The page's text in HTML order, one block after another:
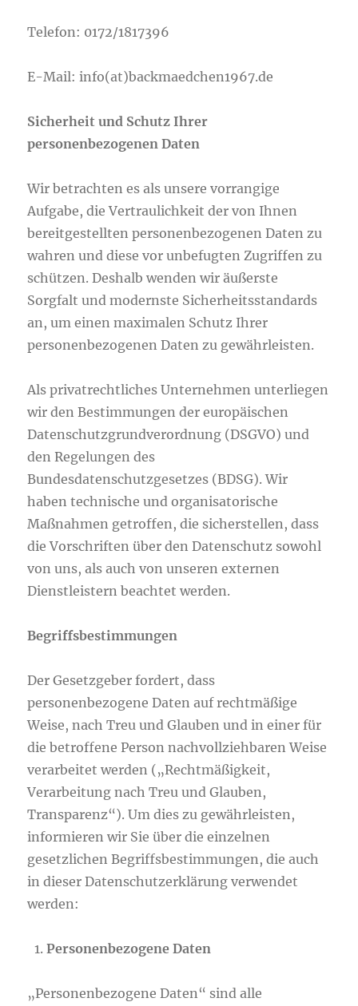
Telefon: 0172/1817396
E-Mail: info(at)backmaedchen1967.de
Sicherheit und Schutz Ihrer
personenbezogenen Daten
Wir betrachten es als unsere vorrangige
Aufgabe, die Vertraulichkeit der von Ihnen
bereitgestellten personenbezogenen Daten zu
wahren und diese vor unbefugten Zugriffen zu
schützen. Deshalb wenden wir äußerste
Sorgfalt und modernste Sicherheitsstandards
an, um einen maximalen Schutz Ihrer
personenbezogenen Daten zu gewährleisten.
Als privatrechtliches Unternehmen unterliegen
wir den Bestimmungen der europäischen
Datenschutzgrundverordnung (DSGVO) und
den Regelungen des
Bundesdatenschutzgesetzes (BDSG). Wir
haben technische und organisatorische
Maßnahmen getroffen, die sicherstellen, dass
die Vorschriften über den Datenschutz sowohl
von uns, als auch von unseren externen
Dienstleistern beachtet werden.
Begriffsbestimmungen
Der Gesetzgeber fordert, dass
personenbezogene Daten auf rechtmäßige
Weise, nach Treu und Glauben und in einer für
die betroffene Person nachvollziehbaren Weise
verarbeitet werden („Rechtmäßigkeit,
Verarbeitung nach Treu und Glauben,
Transparenz“). Um dies zu gewährleisten,
informieren wir Sie über die einzelnen
gesetzlichen Begriffsbestimmungen, die auch
in dieser Datenschutzerklärung verwendet
werden:
Personenbezogene Daten
„Personenbezogene Daten“ sind alle